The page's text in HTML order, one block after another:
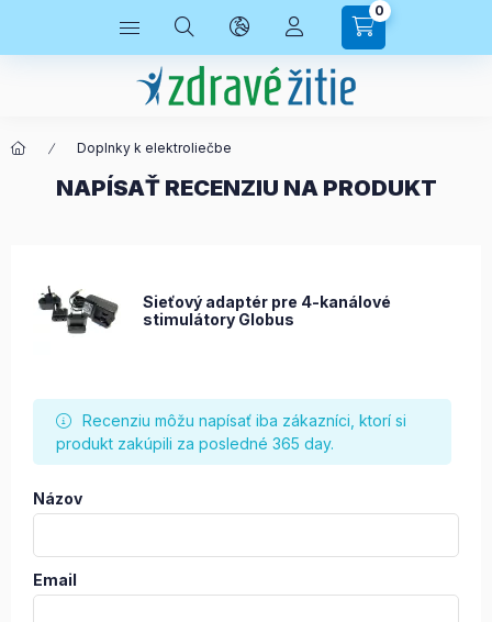
0
Doplnky k elektroliečbe
NAPÍSAŤ RECENZIU NA PRODUKT
Sieťový adaptér pre 4-kanálové
stimulátory Globus
Recenziu môžu napísať iba zákazníci, ktorí si
produkt zakúpili za posledné 365 day.
Názov
Email